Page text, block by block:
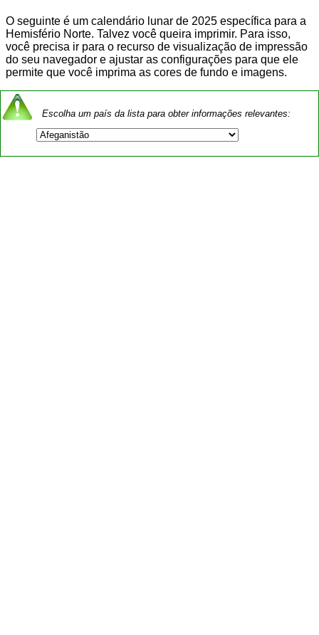
O seguinte é um calendário lunar de 2025 específica para a
Hemisfério Norte. Talvez você queira imprimir. Para isso,
você precisa ir para o recurso de visualização de impressão
do seu navegador e ajustar as configurações para que ele
permite que você imprima as cores de fundo e imagens.
Escolha um país da lista para obter informações relevantes: